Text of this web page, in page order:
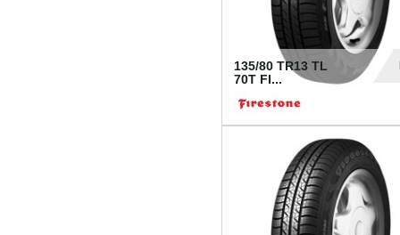
135/80 TR13 TL
70T FI...